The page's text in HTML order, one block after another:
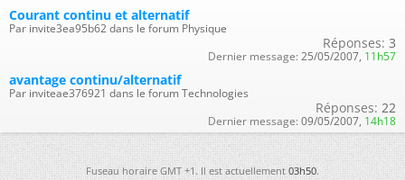
Courant continu et alternatif
Par invite3ea95b62 dans le forum Physique
Réponses: 3
Dernier message: 25/05/2007, 11h57
avantage continu/alternatif
Par inviteae376921 dans le forum Technologies
Réponses: 22
Dernier message: 09/05/2007, 14h18
Fuseau horaire GMT +1. Il est actuellement03h50.